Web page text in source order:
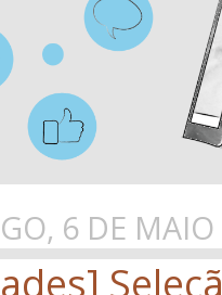
6 DE